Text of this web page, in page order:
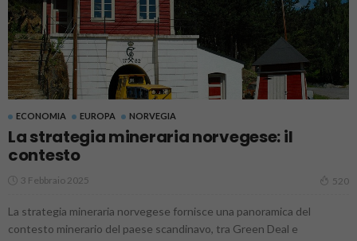
ECONOMIA EUROPA NORVEGIA
La strategia mineraria norvegese: il
contesto
3 Febbraio 2025 520
La strategia mineraria norvegese fornisce una panoramica del
contesto minerario del paese scandinavo, tra Green Deal e